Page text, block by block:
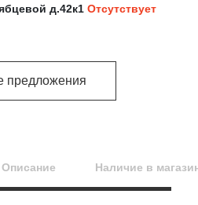
д.42к1 Отсутствует
предложения
Описание Наличие в